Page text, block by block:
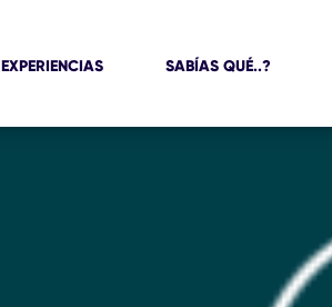
EXPERIENCIAS SABÍAS QUÉ..?